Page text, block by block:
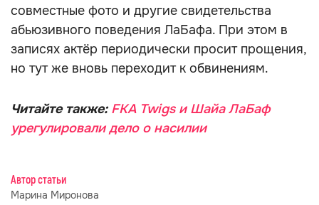
совместные фото и другие свидетельства
абьюзивного поведения ЛаБафа. При этом в
записях актёр периодически просит прощения,
но тут же вновь переходит к обвинениям.
Читайте также: FKA Twigs и Шайа ЛаБаф
урегулировали дело о насилии
Автор статьи
Марина Миронова